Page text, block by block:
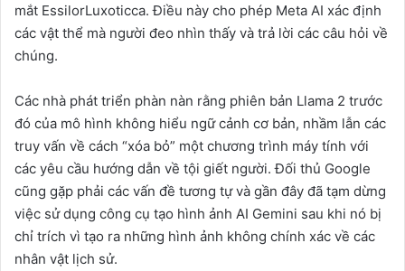
mắt EssilorLuxoticca. Điều này cho phép Meta AI xác định
các vật thể mà người đeo nhìn thấy và trả lời các câu hỏi về
chúng.
Các nhà phát triển phàn nàn rằng phiên bản Llama 2 trước
đó của mô hình không hiểu ngữ cảnh cơ bản, nhầm lẫn các
truy vấn về cách “xóa bỏ” một chương trình máy tính với
các yêu cầu hướng dẫn về tội giết người. Đối thủ Google
cũng gặp phải các vấn đề tương tự và gần đây đã tạm dừng
việc sử dụng công cụ tạo hình ảnh AI Gemini sau khi nó bị
chỉ trích vì tạo ra những hình ảnh không chính xác về các
nhân vật lịch sử.